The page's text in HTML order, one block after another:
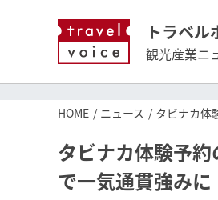
トラベル
観光産業ニ
HOME ニュース タビナカ体
タビナカ体験予
で一気通貫強みに